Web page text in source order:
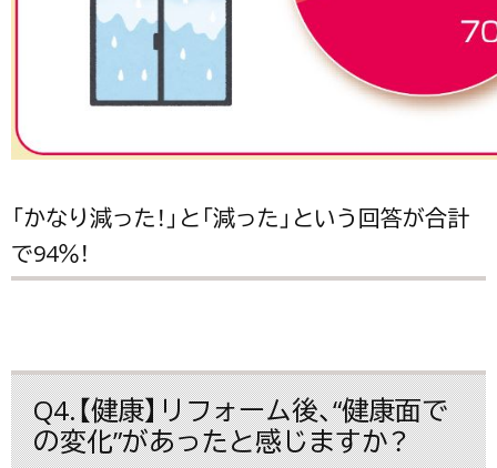
「かなり減った！」と「減った」という回答が合計
で94％！
Q4.【健康】リフォーム後、“健康面で
の変化”があったと感じますか？